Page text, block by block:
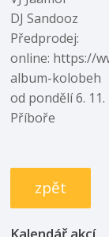
DJ Sandooz
Předprodej:
online: https://
album-kolobeh
od pondělí 6.
Příboře
zpět
Kalendář akcí